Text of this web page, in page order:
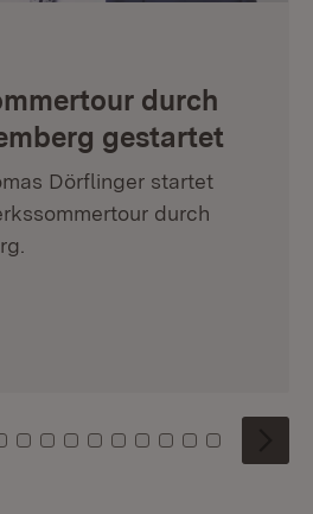
durch
gestartet
Dörflinger startet
durch
1 2 3
Kachel: 4
Zu Kachel: 5
Zu Kachel: 6
Zu Kachel: 7
Zu Kachel: 8
Zu Kachel: 9
Zu Kachel: 10
Zu Kachel: 11
Zu Kachel: 12
Zu Kachel:
Zu